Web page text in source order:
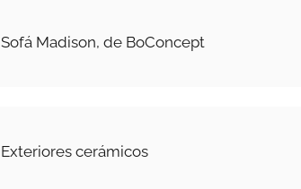
Sofá Madison, de BoConcept
Exteriores cerámicos